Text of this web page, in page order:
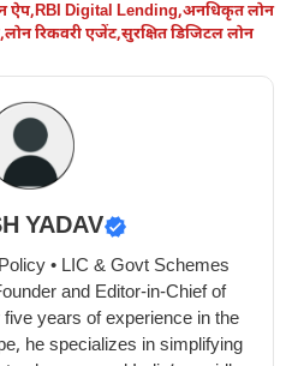
ऐप,RBI Digital Lending,अनधिकृत लोन
,लोन रिकवरी एजेंट,सुरक्षित डिजिटल लोन
YADAV
• LIC & Govt Schemes
and Editor-in-Chief of
years of experience in the
he specializes in simplifying